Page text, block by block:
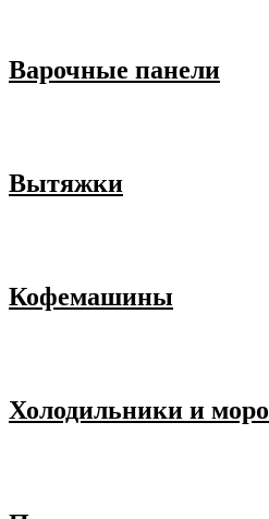
Варочные панели
Вытяжки
Кофемашины
Холодильники и